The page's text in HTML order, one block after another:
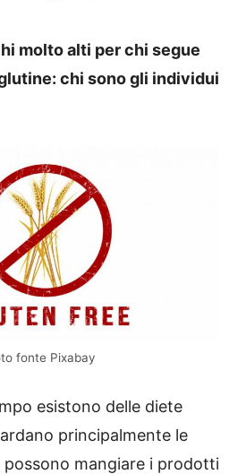
molto alti per chi segue
chi sono gli individui
fonte Pixabay
esistono delle diete
principalmente le
possono mangiare i prodotti